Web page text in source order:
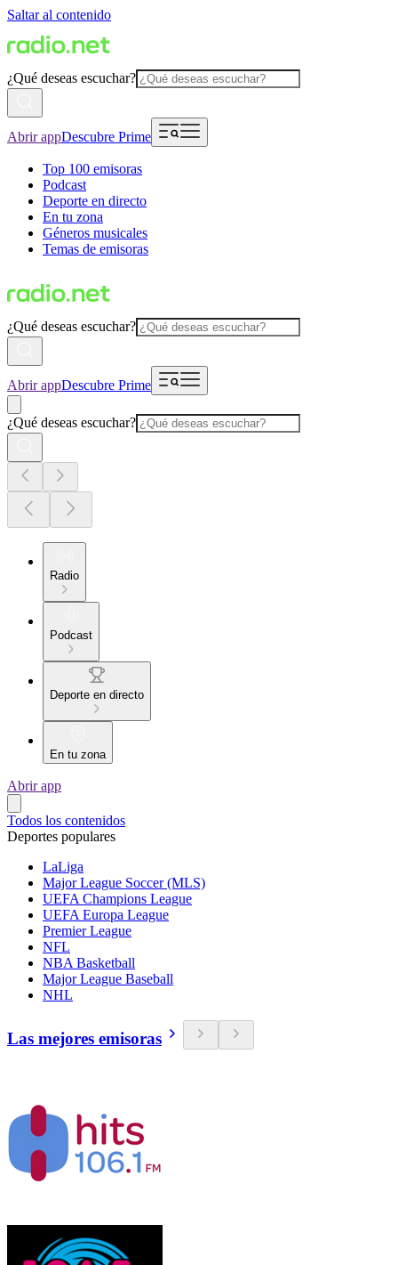
Saltar al contenido
¿Qué deseas escuchar?
Abrir appDescubre Prime
Top 100 emisoras
Podcast
Deporte en directo
En tu zona
Géneros musicales
Temas de emisoras
¿Qué deseas escuchar?
Abrir appDescubre Prime
¿Qué deseas escuchar?
Radio
Podcast
Deporte en directo
En tu zona
Abrir app
Todos los contenidos
Deportes populares
LaLiga
Major League Soccer (MLS)
UEFA Champions League
UEFA Europa League
Premier League
NFL
NBA Basketball
Major League Baseball
NHL
Las mejores emisoras